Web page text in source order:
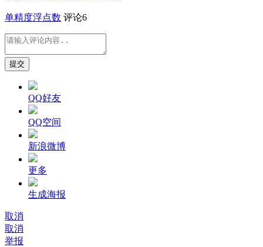
单精度浮点数 评论6
提交
QQ好友
QQ空间
新浪微博
更多
生成海报
取消
取消
举报